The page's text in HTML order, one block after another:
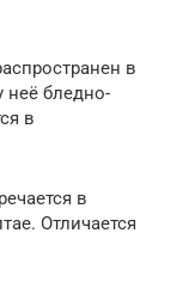
в
неё бледно-
в
в
Отличается